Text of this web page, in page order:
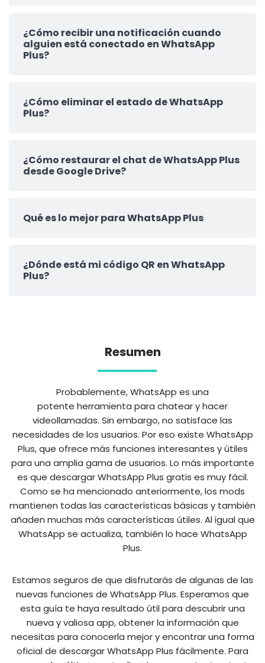
¿Cómo recibir una notificación cuando
alguien está conectado en WhatsApp
Plus?
¿Cómo eliminar el estado de WhatsApp
Plus?
¿Cómo restaurar el chat de WhatsApp Plus
desde Google Drive?
Qué es lo mejor para WhatsApp Plus
¿Dónde está mi código QR en WhatsApp
Plus?
Resumen
Probablemente, WhatsApp es una
potente herramienta para chatear y hacer
videollamadas. Sin embargo, no satisface las
necesidades de los usuarios. Por eso existe WhatsApp
Plus, que ofrece más funciones interesantes y útiles
para una amplia gama de usuarios. Lo más importante
es que descargar WhatsApp Plus gratis es muy fácil.
Como se ha mencionado anteriormente, los mods
mantienen todas las características básicas y también
añaden muchas más características útiles. Al igual que
WhatsApp se actualiza, también lo hace WhatsApp
Plus.
Estamos seguros de que disfrutarás de algunas de las
nuevas funciones de WhatsApp Plus. Esperamos que
esta guía te haya resultado útil para descubrir una
nueva y valiosa app, obtener la información que
necesitas para conocerla mejor y encontrar una forma
oficial de descargar WhatsApp Plus fácilmente. Para